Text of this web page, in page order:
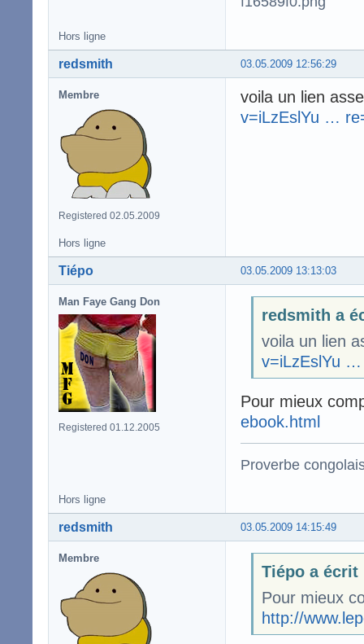
Hors ligne
03.05.2009 12:56:29
redsmith
Membre
Registered 02.05.2009
voila un lien
v=iLzEslYu …
Hors ligne
03.05.2009 13:13:03
Tiépo
Man Faye Gang Don
Registered 01.12.2005
redsmith a
voila un lien
v=iLzEslYu
Pour mieux
ebook.html
Proverbe
Hors ligne
03.05.2009 14:15:49
redsmith
Membre
Tiépo a écrit
Pour mieux
http://